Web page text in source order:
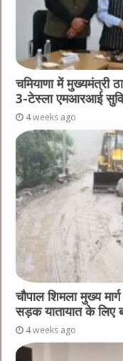
चमियाणा में मुख्यमंत्री
3-टेस्ला एमआरआई
4 weeks ago
चौपाल शिमला मुख्य
सड़क यातायात के लिए
4 weeks ago